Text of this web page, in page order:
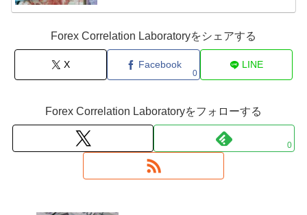
Forex Correlation Laboratoryをシェアする
X Facebook
0
LINE
Forex Correlation Laboratoryをフォローする
0